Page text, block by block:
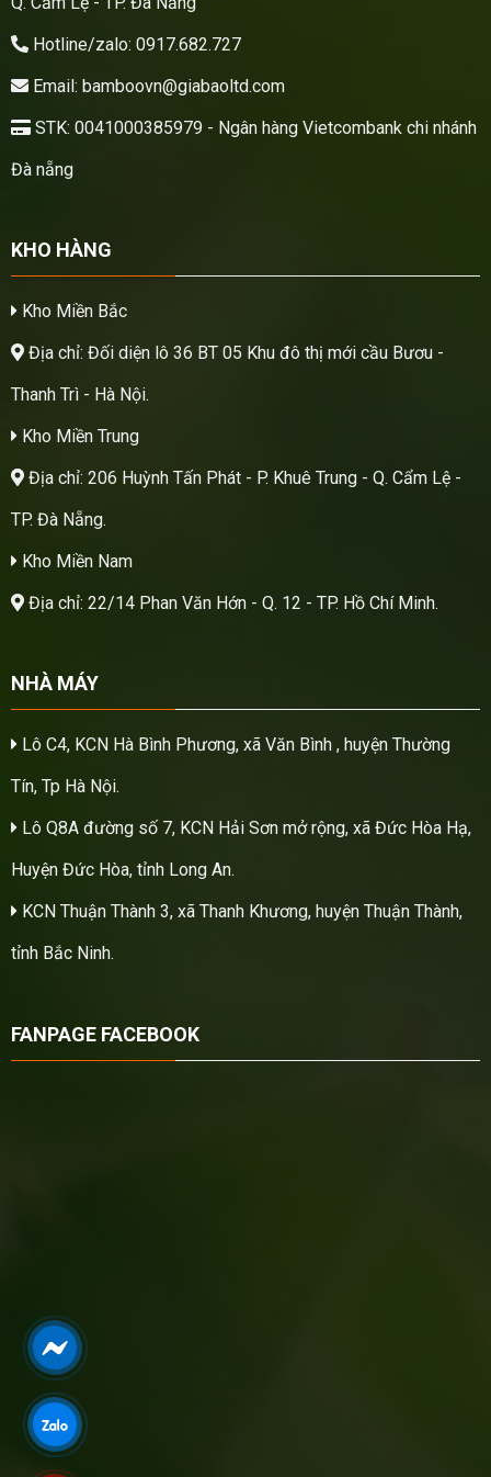
Hotline/zalo: 0917.682.727
Email: bamboovn@giabaoltd.com
STK: 0041000385979 - Ngân hàng Vietcombank chi nhánh
Đà nẵng
KHO HÀNG
Kho Miền Bắc
Địa chỉ: Đối diện lô 36 BT 05 Khu đô thị mới cầu Bươu -
Thanh Trì - Hà Nội.
Kho Miền Trung
Địa chỉ: 206 Huỳnh Tấn Phát - P. Khuê Trung - Q. Cẩm Lệ -
TP. Đà Nẵng.
Kho Miền Nam
Địa chỉ: 22/14 Phan Văn Hớn - Q. 12 - TP. Hồ Chí Minh.
NHÀ MÁY
Lô C4, KCN Hà Bình Phương, xã Văn Bình , huyện Thường
Tín, Tp Hà Nội.
Lô Q8A đường số 7, KCN Hải Sơn mở rộng, xã Đức Hòa Hạ,
Huyện Đức Hòa, tỉnh Long An.
KCN Thuận Thành 3, xã Thanh Khương, huyện Thuận Thành,
tỉnh Bắc Ninh.
FANPAGE FACEBOOK